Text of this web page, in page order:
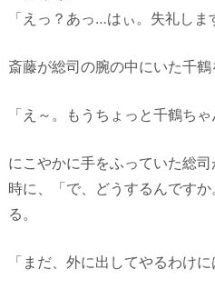
「えっ？あっ…はぃ。失礼しま
斎藤が総司の腕の中にいた千鶴
「え～。もうちょっと千鶴ち
にこやかに手をふっていた総
時に、「で、どうするんです
る。
「まだ、外に出してやるわけに